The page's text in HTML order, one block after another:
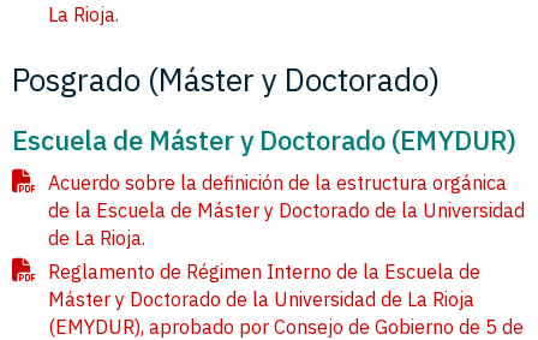
La Rioja.
Posgrado (Máster y Doctorado)
Escuela de Máster y Doctorado (EMYDUR)
Acuerdo sobre la definición de la estructura orgánica
de la Escuela de Máster y Doctorado de la Universidad
de La Rioja.
Reglamento de Régimen Interno de la Escuela de
Máster y Doctorado de la Universidad de La Rioja
(EMYDUR), aprobado por Consejo de Gobierno de 5 de